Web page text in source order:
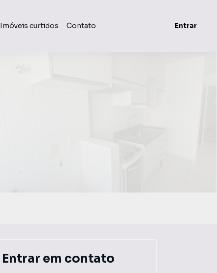
Imóveis curtidos Contato Entrar
Entrar em contato